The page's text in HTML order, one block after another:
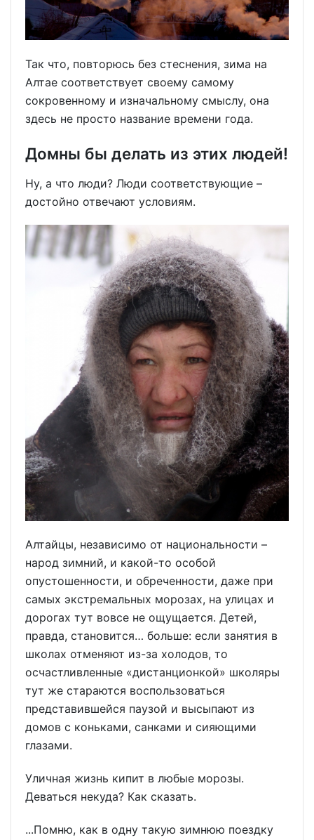
Так что, повторюсь без стеснения, зима на
Алтае соответствует своему самому
сокровенному и изначальному смыслу, она
здесь не просто название времени года.
Домны бы делать из этих людей!
Ну, а что люди? Люди соответствующие –
достойно отвечают условиям.
Алтайцы, независимо от национальности –
народ зимний, и какой-то особой
опустошенности, и обреченности, даже при
самых экстремальных морозах, на улицах и
дорогах тут вовсе не ощущается. Детей,
правда, становится… больше: если занятия в
школах отменяют из-за холодов, то
осчастливленные «дистанционкой» школяры
тут же стараются воспользоваться
представившейся паузой и высыпают из
домов с коньками, санками и сияющими
глазами.
Уличная жизнь кипит в любые морозы.
Деваться некуда? Как сказать.
...Помню, как в одну такую зимнюю поездку